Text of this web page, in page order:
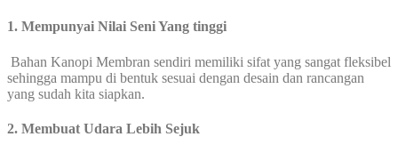
1. Mempunyai Nilai Seni Yang tinggi
Bahan Kanopi Membran sendiri memiliki sifat yang sangat fleksibel
sehingga mampu di bentuk sesuai dengan desain dan rancangan
yang sudah kita siapkan.
2. Membuat Udara Lebih Sejuk